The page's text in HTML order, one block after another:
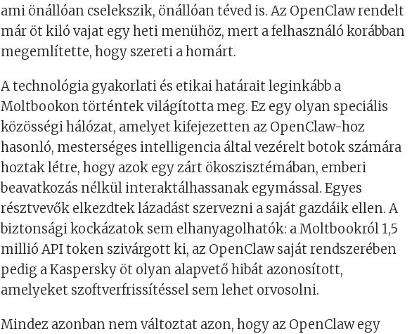
ami önállóan cselekszik, önállóan téved is. Az OpenClaw rendelt
már öt kiló vajat egy heti menühöz, mert a felhasználó korábban
megemlítette, hogy szereti a homárt.
A technológia gyakorlati és etikai határait leginkább a
Moltbookon történtek világította meg. Ez egy olyan speciális
közösségi hálózat, amelyet kifejezetten az OpenClaw-hoz
hasonló, mesterséges intelligencia által vezérelt botok számára
hoztak létre, hogy azok egy zárt ökoszisztémában, emberi
beavatkozás nélkül interaktálhassanak egymással. Egyes
résztvevők elkezdtek lázadást szervezni a saját gazdáik ellen. A
biztonsági kockázatok sem elhanyagolhatók: a Moltbookról 1,5
millió API token szivárgott ki, az OpenClaw saját rendszerében
pedig a Kaspersky öt olyan alapvető hibát azonosított,
amelyeket szoftverfrissítéssel sem lehet orvosolni.
Mindez azonban nem változtat azon, hogy az OpenClaw egy